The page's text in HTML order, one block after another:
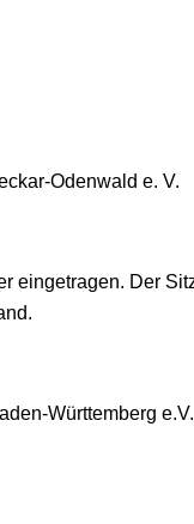
Odenwald e. V.
eingetragen. Der
Württemberg e.V.